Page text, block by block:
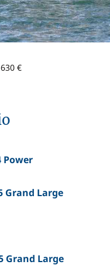
€
Power
Grand Large
Grand Large